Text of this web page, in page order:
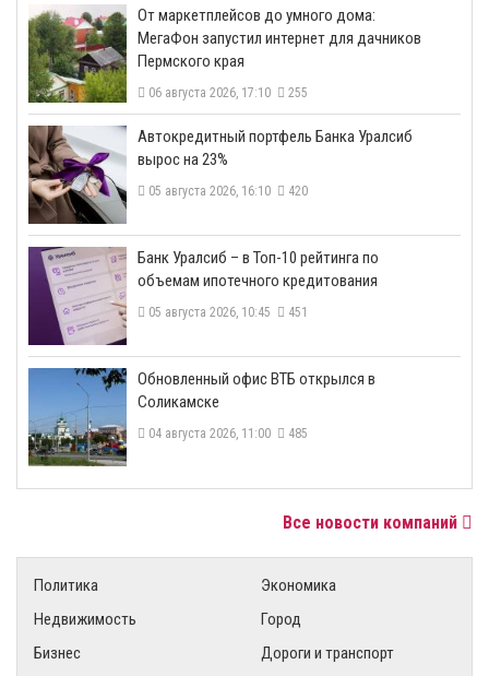
От маркетплейсов до умного дома:
МегаФон запустил интернет для дачников
Пермского края
06 августа 2026, 17:10 255
​Автокредитный портфель Банка Уралсиб
вырос на 23%
05 августа 2026, 16:10 420
​Банк Уралсиб – в Топ-10 рейтинга по
объемам ипотечного кредитования
05 августа 2026, 10:45 451
​Обновленный офис ВТБ открылся в
Соликамске
04 августа 2026, 11:00 485
Все новости компаний
Политика
Экономика
Недвижимость
Город
Бизнес
Дороги и транспорт